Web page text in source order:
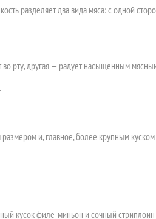
разделяет два вида мяса: с одной
во рту, другая — радует насыщенным
и, главное, более крупным
кусок филе-миньон и сочный